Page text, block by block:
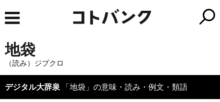
地袋
（読み）ジブクロ
デジタル大辞泉 「地袋」の意味・読み・例文・類語